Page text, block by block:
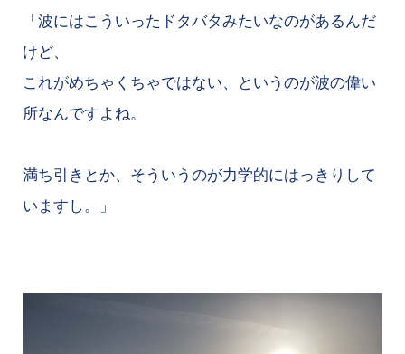
「波にはこういったドタバタみたいなのがあるんだ
けど、
これがめちゃくちゃではない、というのが波の偉い
所なんですよね。
満ち引きとか、そういうのが力学的にはっきりして
いますし。」